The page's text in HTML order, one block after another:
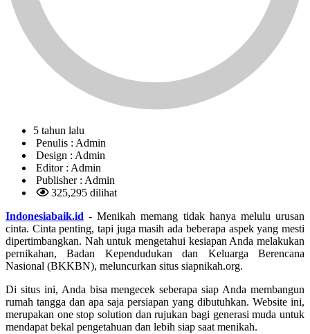
5 tahun lalu
Penulis : Admin
Design : Admin
Editor : Admin
Publisher : Admin
325,295 dilihat
Indonesiabaik.id - Menikah memang tidak hanya melulu urusan
cinta. Cinta penting, tapi juga masih ada beberapa aspek yang mesti
dipertimbangkan. Nah untuk mengetahui kesiapan Anda melakukan
pernikahan, Badan Kependudukan dan Keluarga Berencana
Nasional (BKKBN), meluncurkan situs siapnikah.org.
Di situs ini, Anda bisa mengecek seberapa siap Anda membangun
rumah tangga dan apa saja persiapan yang dibutuhkan. Website ini,
merupakan one stop solution dan rujukan bagi generasi muda untuk
mendapat bekal pengetahuan dan lebih siap saat menikah.